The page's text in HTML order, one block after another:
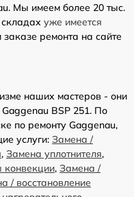
Мы имеем более 20 тыс.
уже имеется
ремонта на сайте
наших мастеров - они
BSP 251. По
по ремонту Gaggenau,
услуги: Замена /
, Замена уплотнителя,
конвекции, Замена /
/ восстановление